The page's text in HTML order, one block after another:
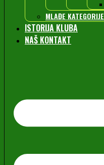
MLAĐE KATEGORIJE
ISTORIJA KLUBA
NAŠ KONTAKT